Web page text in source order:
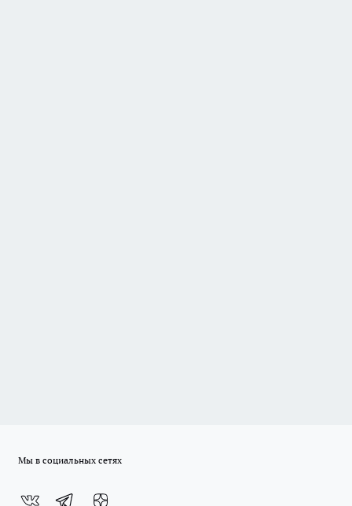
Мы в социальных сетях